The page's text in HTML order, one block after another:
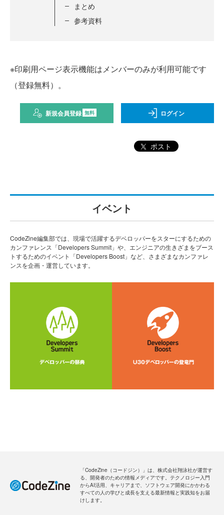
まとめ
参考資料
※印刷用ページ表示機能はメンバーのみが利用可能です
（登録無料）。
新規会員登録 無料 ログイン
ポスト
イベント
CodeZine編集部では、現場で活躍するデベロッパーをスターにするための
カンファレンス「Developers Summit」や、エンジニアの生きざまをブース
トするためのイベント「Developers Boost」など、さまざまなカンファレ
ンスを企画・運営しています。
「CodeZine（コードジン）」は、株式会社翔泳社が運営す
る、開発者のための情報メディアです。テクノロジー入門
からAI活用、キャリアまで、ソフトウェア開発にかかわる
すべての人の学びと成長を支える最新情報と実践知をお届
けします。